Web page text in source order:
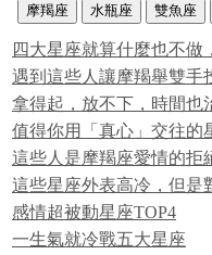
摩羯座 水瓶座 雙魚座
四大星座就算什麼也不做
遇到這些人讓摩羯舉雙手
拿得起，放不下，時間也
值得你用「真心」交往的
這些人是摩羯座愛情的拒
這些星座外表高冷，但是
感情超被動星座TOP4
一生氣就冷戰五大星座